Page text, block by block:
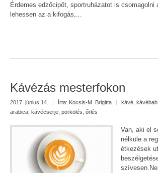
Érdemes edzőcipőt, sportruházatot is csomagolni
lehessen az a kifogás,...
Kávézás mesterfokon
2017. június 14. | Írta: Kocsis-M. Brigitta | kávé kávébab
arabica kávécserje pörkölés őrlés
Van, aki el
nélküle a
étkezések